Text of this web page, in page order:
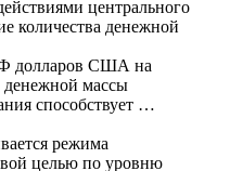
центрального
количества денежной
долларов США на
денежной массы
способствует …
режима
целью по уровню